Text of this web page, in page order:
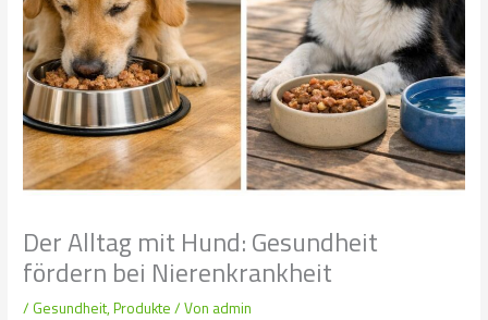
Der Alltag mit Hund: Gesundheit
fördern bei Nierenkrankheit
/ Gesundheit,Produkte / Von admin